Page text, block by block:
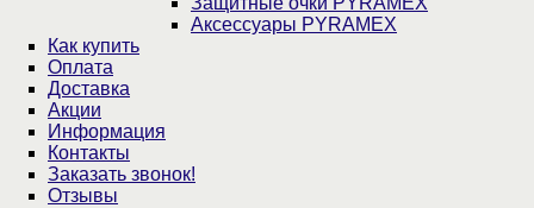
Аксессуары PYRAMEX
Как купить
Оплата
Доставка
Акции
Информация
Контакты
Заказать звонок!
Отзывы